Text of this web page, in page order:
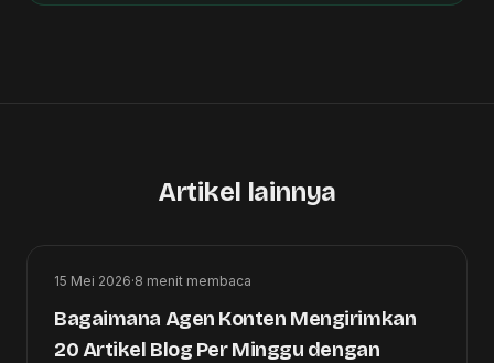
Artikel lainnya
15 Mei 2026·8 menit membaca
Bagaimana Agen Konten Mengirimkan
20 Artikel Blog Per Minggu dengan